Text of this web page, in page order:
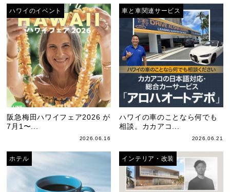
ハワイのイベント
阪急梅田ハワイフェア2026 が
7月1〜...
2026.06.16
車と車関連サービス
ハワイの車のことなら何でも
相談。カカアコ...
2026.06.21
ホテル インテリア・改装